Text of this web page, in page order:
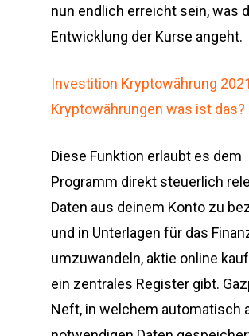
nun endlich erreicht sein, was
Entwicklung der Kurse angeht.
Investition Kryptowährung
Kryptowährungen was ist das?
Diese Funktion erlaubt es dem
Programm direkt steuerlich
Daten aus deinem Konto zu
und in Unterlagen für das
umzuwandeln, aktie online
ein zentrales Register gibt.
Neft, in welchem automatisch